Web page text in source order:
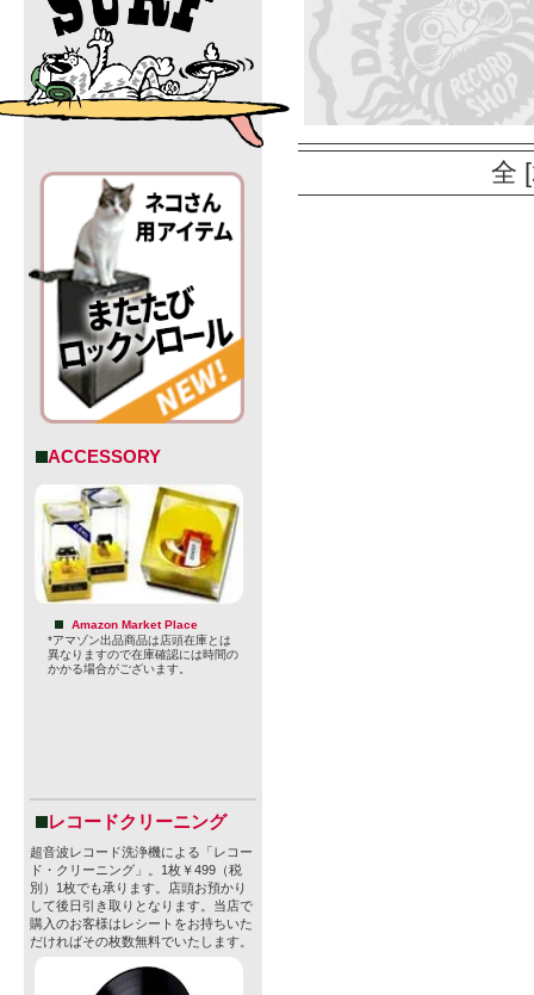
ACCESSORY
Amazon Market Place
*アマゾン出品商品は店頭在庫とは
異なりますので在庫確認には時間の
かかる場合がございます。
レコードクリーニング
超音波レコード洗浄機による「レコー
ド・クリーニング」。1枚￥499（税
別）1枚でも承ります。店頭お預かり
して後日引き取りとなります。当店で
購入のお客様はレシートをお持ちいた
だければその枚数無料でいたします。
全